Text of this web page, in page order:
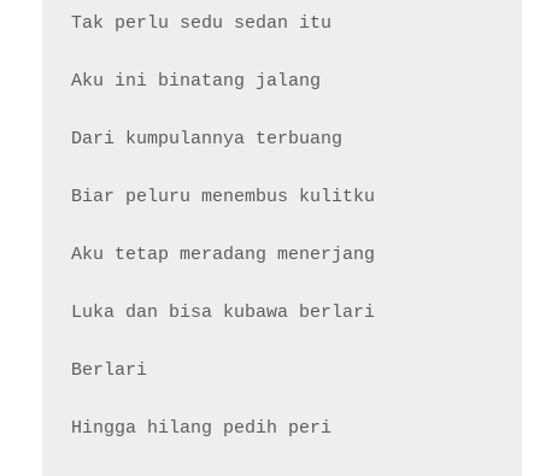
Tak perlu sedu sedan itu
Aku ini binatang jalang
Dari kumpulannya terbuang
Biar peluru menembus kulitku
Aku tetap meradang menerjang
Luka dan bisa kubawa berlari
Berlari
Hingga hilang pedih peri